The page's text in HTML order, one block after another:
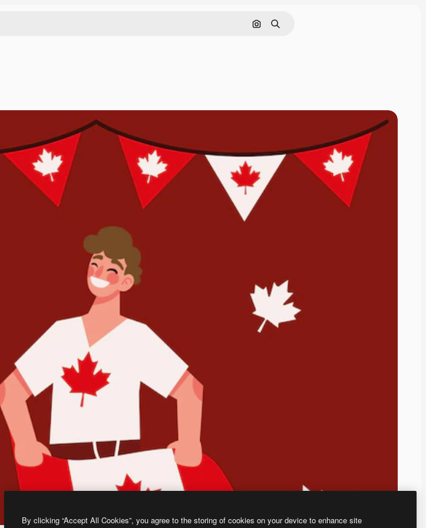
画像で検索
検索
By clicking “Accept All Cookies”, you agree to the storing of cookies on your device to enhance site